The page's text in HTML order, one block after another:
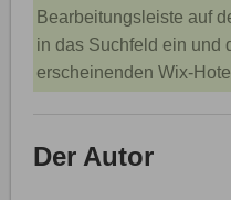
Bearbeitungsleiste auf
in das Suchfeld ein und
erscheinenden Wix-
Der Autor